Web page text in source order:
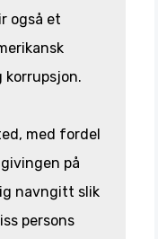
også et
korrupsjon.
med fordel
på
navngitt slik
persons